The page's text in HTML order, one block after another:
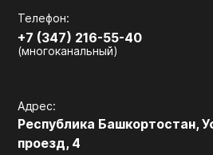
Телефон:
+7 (347) 216-55-40
(многоканальный)
Адрес:
Республика Башкортостан,
проезд, 4